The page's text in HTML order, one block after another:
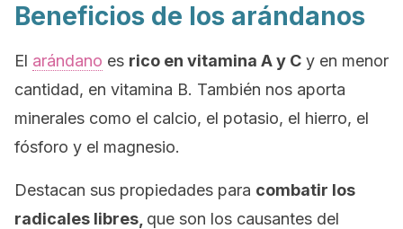
Beneficios de los arándanos
El arándano es rico en vitamina A y C y en menor
cantidad, en vitamina B. También nos aporta
minerales como el calcio, el potasio, el hierro, el
fósforo y el magnesio.
Destacan sus propiedades para combatir los
radicales libres, que son los causantes del